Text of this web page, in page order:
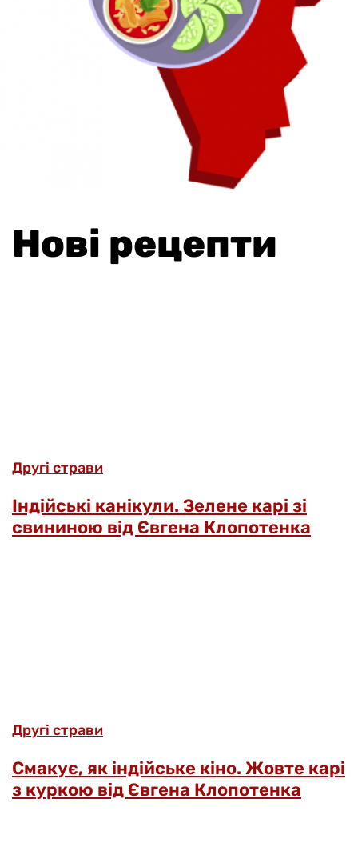
Нові рецепти
Другі страви
Індійські канікули. Зелене карі зі
свининою від Євгена Клопотенка
Другі страви
Смакує, як індійське кіно. Жовте карі
з куркою від Євгена Клопотенка